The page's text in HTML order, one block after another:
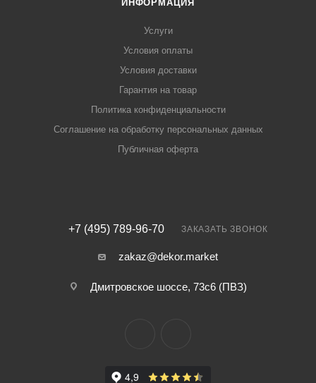
ИНФОРМАЦИЯ
Услуги
Условия оплаты
Условия доставки
Гарантия на товар
Политика конфиденциальности
Соглашение на обработку персональных данных
Публичная оферта
+7 (495) 789-96-70 ЗАКАЗАТЬ ЗВОНОК
zakaz@dekor.market
Дмитровское шоссе, 73с6 (ПВЗ)